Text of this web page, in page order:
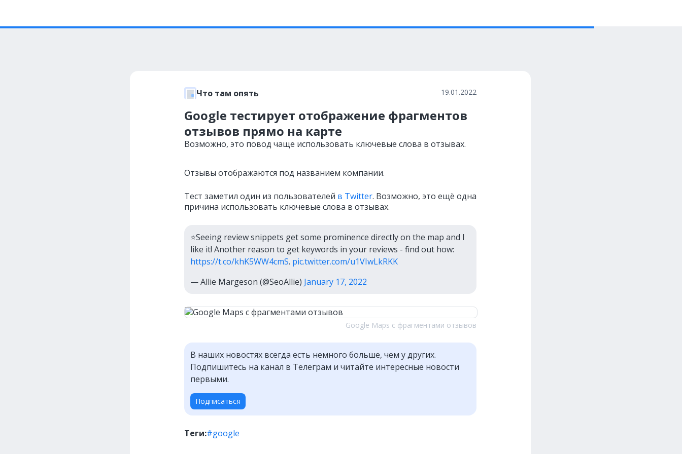
Что там опять 19.01.2022
Google тестирует отображение фрагментов
отзывов прямо на карте
Возможно, это повод чаще использовать ключевые слова в отзывах.
Отзывы отображаются под названием компании.
Тест заметил один из пользователей в Twitter. Возможно, это ещё одна
причина использовать ключевые слова в отзывах.
⭐️Seeing review snippets get some prominence directly on the map and I
like it! Another reason to get keywords in your reviews - find out how:
https://t.co/khK5WW4cmS. pic.twitter.com/u1VIwLkRKK
— Allie Margeson (@SeoAllie) January 17, 2022
Google Maps с фрагментами отзывов
В наших новостях всегда есть немного больше, чем у других.
Подпишитесь на канал в Телеграм и читайте интересные новости
первыми.
Подписаться
Теги:#google